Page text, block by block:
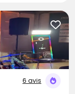
6 avis